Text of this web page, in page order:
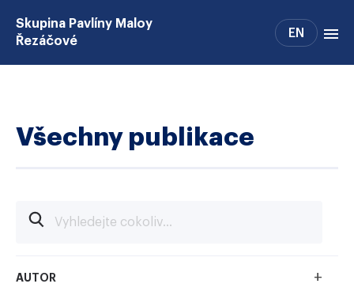
Skupina Pavlíny Maloy
Řezáčové
Členové skupiny
Volná místa
EN
Všechny publikace
AUTOR +